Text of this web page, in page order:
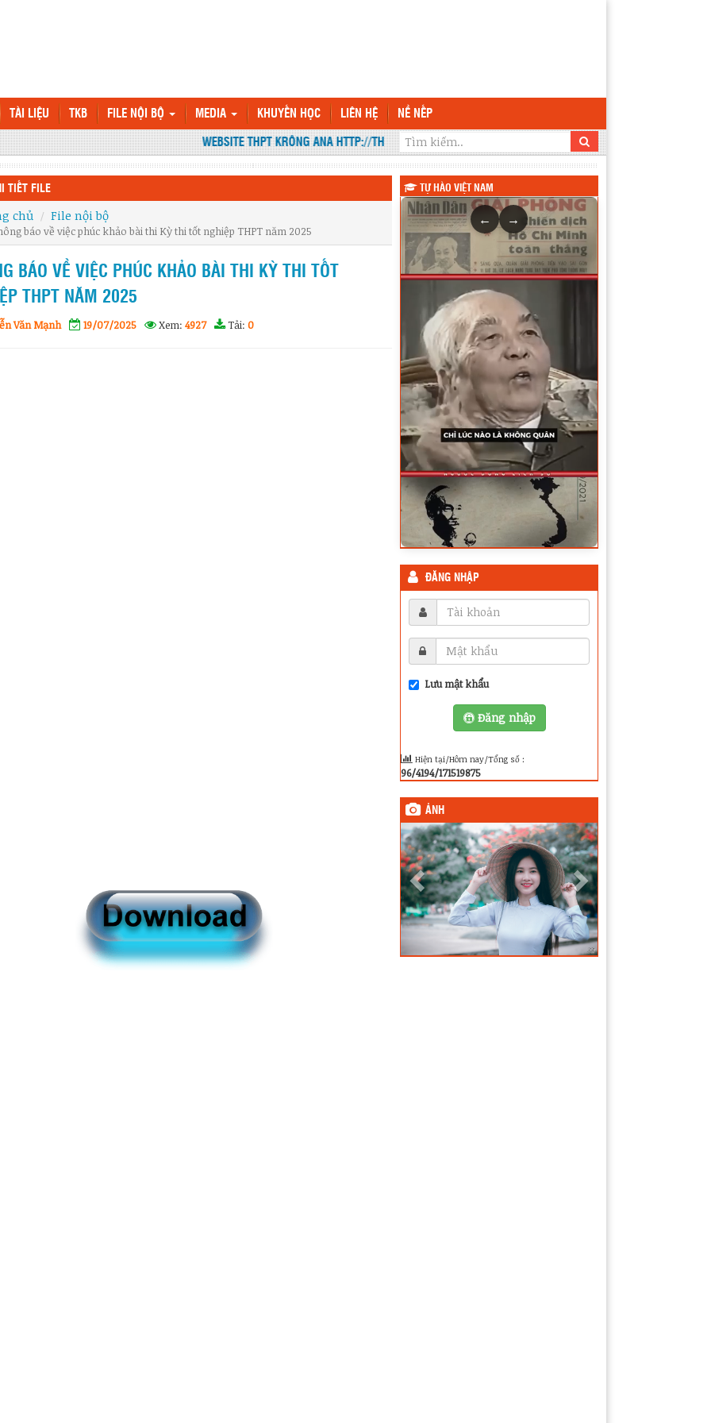
TÀI LIỆU TKB FILE NỘI BỘ MEDIA KHUYẾN HỌC LIÊN HỆ NỀ NẾP
WEBSITE THPT KRÔNG ANA HTTP://THPTKRONGANA.EDU.VN LÀ CỔNG THÔNG TIN ĐIỆN TỬ CHÍNH THỨC DUY
TIẾT FILE
chủ File nội bộ
báo về việc phúc khảo bài thi Kỳ thi tốt nghiệp THPT năm 2025
BÁO VỀ VIỆC PHÚC KHẢO BÀI THI KỲ THI TỐT
THPT NĂM 2025
Văn Mạnh 19/07/2025 Xem: 4927 Tải: 0
TỰ HÀO VIỆT NAM
← →
ĐĂNG NHẬP
Lưu mật khẩu
Đăng nhập
Hiện tại/Hôm nay/Tổng số :
96/4194/171519875
ẢNH